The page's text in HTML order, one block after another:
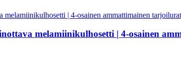
melamiinikulhosetti | 4-osainen